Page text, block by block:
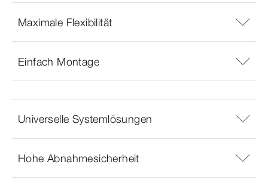
Maximale Flexibilität
Einfach Montage
Universelle Systemlösungen
Hohe Abnahmesicherheit